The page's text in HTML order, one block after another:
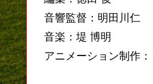
音響監督：明田川仁
音楽：堤 博明
アニメーション制作